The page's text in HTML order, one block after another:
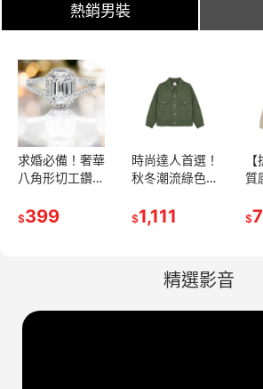
熱銷男裝
求婚必備！奢華
八角形切工鑽石
閃耀時尚光芒
$399
時尚達人首選！
秋冬潮流綠色口
$1,111
質
備
$
精選影音